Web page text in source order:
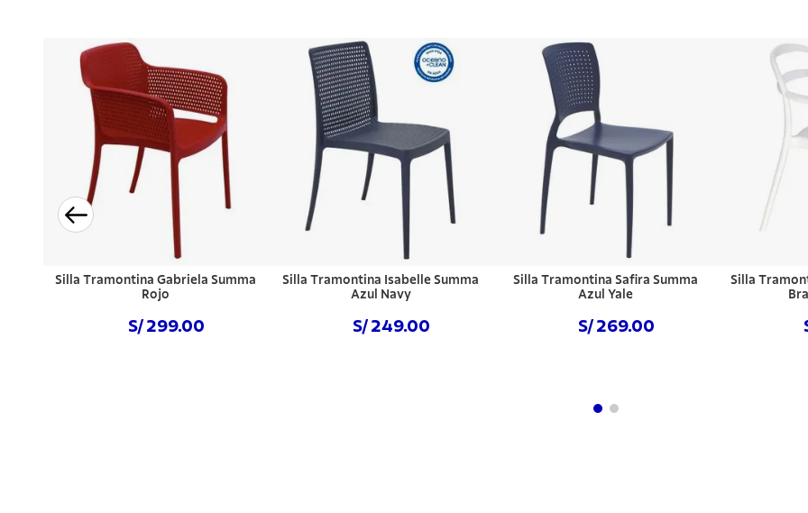
Silla Tramontina Gabriela Summa
Rojo
S/ 299.00
Silla Tramontina Isabelle Summa
Azul Navy
S/ 249.00
Silla Tramontina Safira Summa
Azul Yale
S/ 269.00
Silla